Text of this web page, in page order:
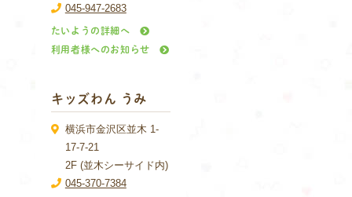
045-947-2683
たいようの詳細へ
利用者様へのお知らせ
キッズわん うみ
横浜市金沢区並木 1-
17-7-21
2F (並木シーサイド内)
045-370-7384